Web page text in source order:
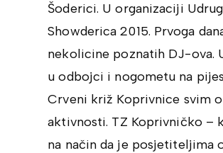
Šoderici. U organizaciji
Showderica 2015. Prvoga
nekolicine poznatih DJ-ova.
u odbojci i nogometu na
Crveni križ Koprivnice svim
aktivnosti. TZ Koprivničko –
na način da je posjetiteljima